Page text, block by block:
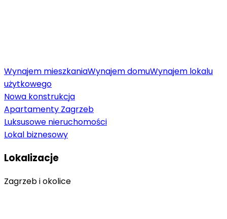
Wynajem mieszkaniaWynajem domuWynajem lokalu
użytkowego
Nowa konstrukcja
Apartamenty Zagrzeb
Luksusowe nieruchomości
Lokal biznesowy
Lokalizacje
Zagrzeb i okolice